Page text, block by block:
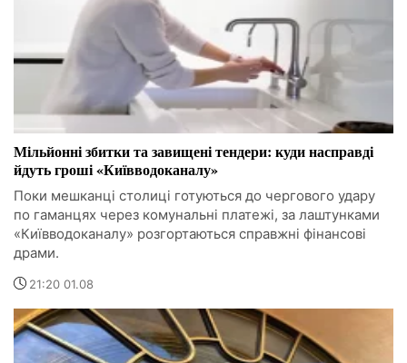
Мільйонні збитки та завищені тендери: куди насправді
йдуть гроші «Київводоканалу»
Поки мешканці столиці готуються до чергового удару
по гаманцях через комунальні платежі, за лаштунками
«Київводоканалу» розгортаються справжні фінансові
драми.
21:20 01.08